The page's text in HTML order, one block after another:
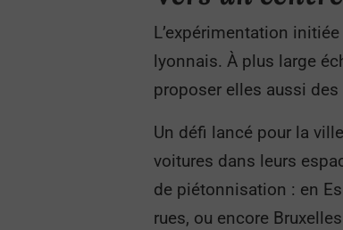
L’expérimentation
lyonnais. À plus large
proposer elles aussi
Un défi lancé pour la
voitures dans leurs
de piétonnisation : en
rues, ou encore